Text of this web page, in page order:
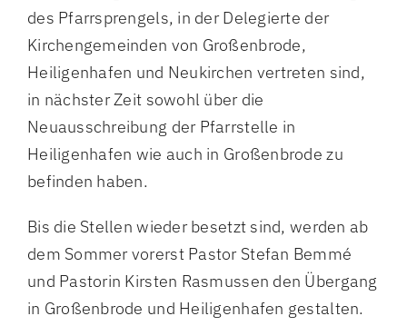
des Pfarrsprengels, in der Delegierte der
Kirchengemeinden von Großenbrode,
Heiligenhafen und Neukirchen vertreten sind,
in nächster Zeit sowohl über die
Neuausschreibung der Pfarrstelle in
Heiligenhafen wie auch in Großenbrode zu
befinden haben.
Bis die Stellen wieder besetzt sind, werden ab
dem Sommer vorerst Pastor Stefan Bemmé
und Pastorin Kirsten Rasmussen den Übergang
in Großenbrode und Heiligenhafen gestalten.